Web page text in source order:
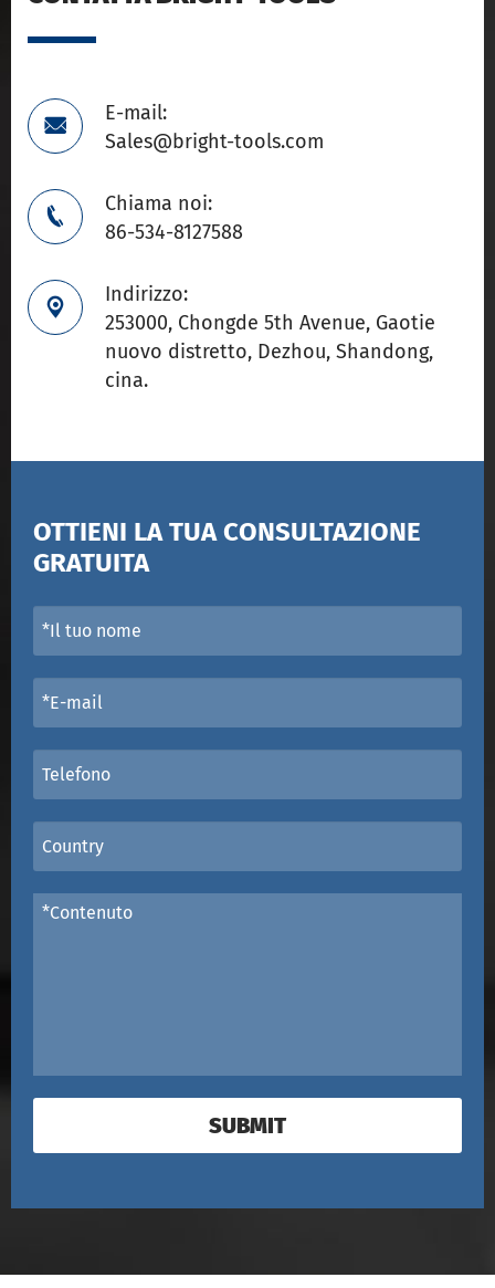

E-mail:
Sales@bright-tools.com

Chiama noi:
86-534-8127588

Indirizzo:
253000, Chongde 5th Avenue, Gaotie
nuovo distretto, Dezhou, Shandong,
cina.
OTTIENI LA TUA CONSULTAZIONE
GRATUITA
SUBMIT